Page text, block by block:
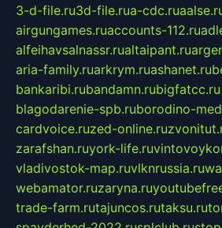
3-d-file.ru3d-file.rua-cdc.ru
airgungames.ruaccounts-112.ru
alfeihavsalnassr.rualtaipant.ru
aria-family.ruarkrym.ruashanet.ru
bankaribi.rubandamn.rubigfatcc.ru
blagodarenie-spb.ruborodino-
cardvoice.ruzed-online.ru
zarafshan.ruyork-life.ru
vladivostok-map.ruvlknrussia.ru
webamator.ruzaryna.ru
trade-farm.rutajuncos.rutaksu.ru